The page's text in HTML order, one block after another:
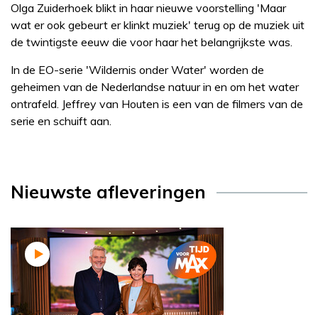
Olga Zuiderhoek blikt in haar nieuwe voorstelling 'Maar
wat er ook gebeurt er klinkt muziek' terug op de muziek uit
de twintigste eeuw die voor haar het belangrijkste was.
In de EO-serie 'Wildernis onder Water' worden de
geheimen van de Nederlandse natuur in en om het water
ontrafeld. Jeffrey van Houten is een van de filmers van de
serie en schuift aan.
Nieuwste afleveringen